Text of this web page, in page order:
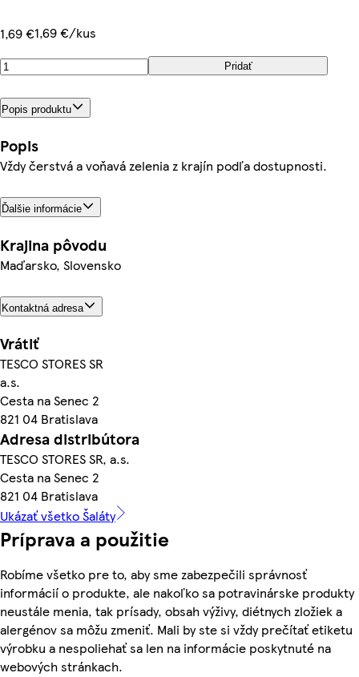
1,69 €1,69 €/kus
Pridať
Popis produktu
Popis
Vždy čerstvá a voňavá zelenia z krajín podľa dostupnosti.
Ďalšie informácie
Krajina pôvodu
Maďarsko, Slovensko
Kontaktná adresa
Vrátiť
TESCO STORES SR
a.s.
Cesta na Senec 2
821 04 Bratislava
Adresa distribútora
TESCO STORES SR, a.s.
Cesta na Senec 2
821 04 Bratislava
Ukázať všetko Šaláty
Príprava a použitie
Robíme všetko pre to, aby sme zabezpečili správnosť
informácií o produkte, ale nakoľko sa potravinárske produkty
neustále menia, tak prísady, obsah výživy, diétnych zložiek a
alergénov sa môžu zmeniť. Mali by ste si vždy prečítať etiketu
výrobku a nespoliehať sa len na informácie poskytnuté na
webových stránkach.